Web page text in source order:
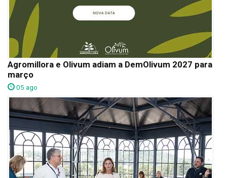
Agromillora e Olivum adiam a DemOlivum 2027 para
março
05 ago